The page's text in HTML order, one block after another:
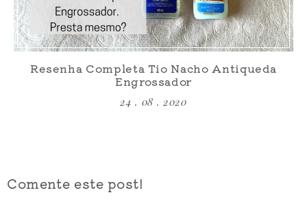
Resenha Completa Tio Nacho Antiqueda
Engrossador
24 . 08 . 2020
Comente este post!